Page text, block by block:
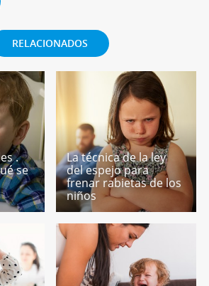
RELACIONADOS
.
se
La técnica de la ley
del espejo para
frenar rabietas de los
niños